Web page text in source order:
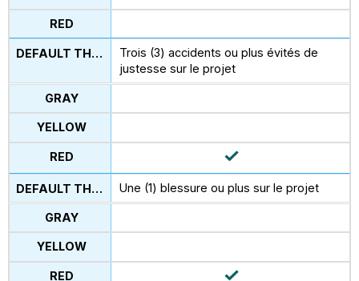
Trois (3) accidents ou plus évités de
justesse sur le projet
Une (1) blessure ou plus sur le projet